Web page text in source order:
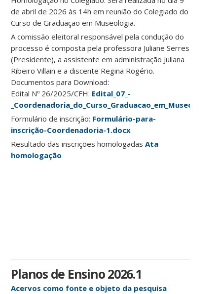
de abril de 2026 às 14h em reunião do Colegiado do
Curso de Graduação em Museologia.
A comissão eleitoral responsável pela condução do
processo é composta pela professora Juliane Serres
(Presidente), a assistente em administração Juliana
Ribeiro Villain e a discente Regina Rogério.
Documentos para Download:
Edital Nº 26/2025/CFH: Edital_07_-
_Coordenadoria_do_Curso_Graduacao_em_Museologia
Formulário de inscrição: Formulário-para-
inscrição-Coordenadoria-1.docx
Resultado das inscrições homologadasAta
homologação
Planos de Ensino 2026.1
Acervos como fonte e objeto da pesquisa